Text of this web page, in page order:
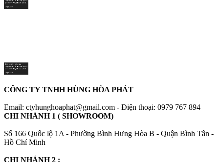
CÔNG TY TNHH HÙNG HÒA PHÁT
Email: ctyhunghoaphat@gmail.com - Điện thoại: 0979 767 894
CHI NHÁNH 1 ( SHOWROOM)
Số 166 Quốc lộ 1A - Phường Bình Hưng Hòa B - Quận Bình Tân -
Hồ Chí Minh
CHI NHÁNH 2 :